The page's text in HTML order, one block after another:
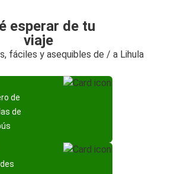
esperar de tu
viaje
fáciles y asequibles de / a Lihula
de
de